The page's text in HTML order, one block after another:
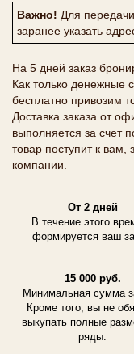
Важно! Для
заранее указать
На 5 дней заказ
Как только денежные
бесплатно привозим
Доставка заказа от
выполняется за счет
товар поступит к вам,
компании.
От 2 дней
В течение этого
формируется ваш
15 000 руб.
Минимальная сумма
Кроме того, вы не
выкупать полные
ряды.